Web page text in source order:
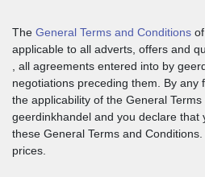
The General Terms and Conditions
applicable to all adverts, offers and
, all agreements entered into by
negotiations preceding them. By any
the applicability of the General
geerdinkhandel and you declare that
these General Terms and
prices.